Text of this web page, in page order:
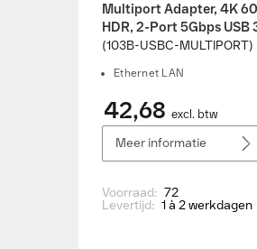
Multiport Adapter, 4K
HDR, 2-Port 5Gbps USB
100W Power Delivery
Docking Station,
Windows/macOS/
(103B-USBC-
port replicator - Grijs
(103B-USBC-MULTIPORT)
Ethernet LAN
42,68 excl. btw
Meer informatie
Voorraad: 72
Levertijd: 1 à 2 werkdagen